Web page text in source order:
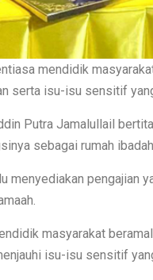
mendidik
serta isu-isu sensitif
Putra Jamalullail
sebagai rumah
menyediakan pengajian
masyarakat
isu-isu sensitif